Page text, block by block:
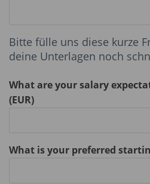
Bitte fülle uns diese kurze
deine Unterlagen noch
What are your salary
(EUR)
What is your preferred